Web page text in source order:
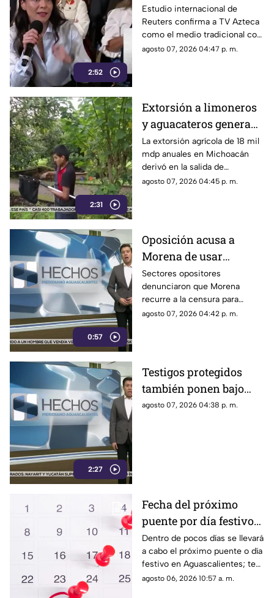
2:52
Mañanera: Estudio de
Reuters confirma
liderazgo de TV Azteca
en alcance y
Estudio internacional de
Reuters confirma a TV Azteca
como el medio tradicional con
mayor alcance y credibilidad
agosto 07, 2026 04:47 p. m.
2:31
Extorsión a limoneros
y aguacateros genera
pérdidas de 18 mil mdp
en Michoacán
La extorsión agrícola de 18 mil
mdp anuales en Michoacán
derivó en la salida de
inspectores de EE. UU.,
agosto 07, 2026 04:45 p. m.
0:57
Oposición acusa a
Morena de usar
censura para ocultar
seńalamientos de
narcopolítica
Sectores opositores
denunciaron que Morena
recurre a la censura para
imponer su versión oficial y
agosto 07, 2026 04:42 p. m.
2:27
Testigos protegidos
también ponen bajo
presión a políticos en
agosto 07, 2026 04:38 p. m.
Fecha del próximo
puente por día festivo
2026 para trabajadores
y estudiantes en
Aguascalientes
Dentro de pocos días se llevará
a cabo el próximo puente o día
festivo en Aguascalientes; te
contamos la fecha oficial para
agosto 06, 2026 10:57 a. m.